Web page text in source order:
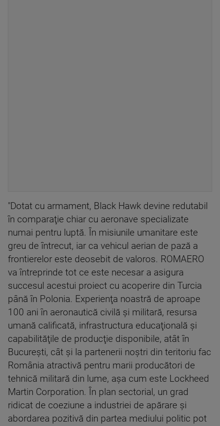
"Dotat cu armament, Black Hawk devine redutabil
în comparaţie chiar cu aeronave specializate
numai pentru luptă. În misiunile umanitare este
greu de întrecut, iar ca vehicul aerian de pază a
frontierelor este deosebit de valoros. ROMAERO
va întreprinde tot ce este necesar a asigura
succesul acestui proiect cu acoperire din Turcia
până în Polonia. Experienţa noastră de aproape
100 ani în aeronautică civilă şi militară, resursa
umană calificată, infrastructura educaţională şi
capabilităţile de producţie disponibile, atât în
Bucureşti, cât şi la partenerii noştri din teritoriu fac
România atractivă pentru marii producători de
tehnică militară din lume, aşa cum este Lockheed
Martin Corporation. În plan sectorial, un grad
ridicat de coeziune a industriei de apărare şi
abordarea pozitivă din partea mediului politic pot